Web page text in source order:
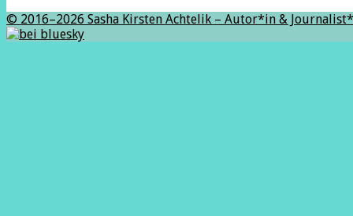
© 2016–2026 Sasha Kirsten Achtelik – Autor*in &